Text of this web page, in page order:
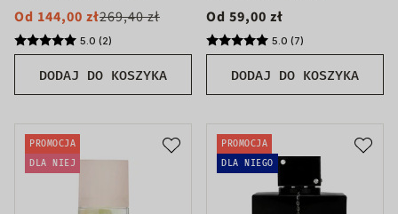
DODAJ DO KOSZYKA
Od 144,00 zł269,40 zł
5.0 (2)
DODAJ DO KOSZYKA
Od 59,00 zł
5.0 (7)
PROMOCJA
DLA NIEJ
PROMOCJA
DLA NIEGO